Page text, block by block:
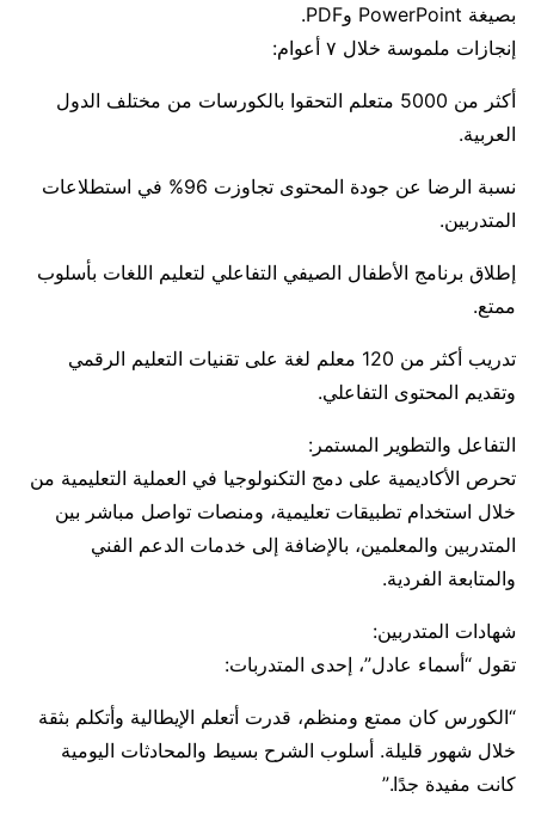
بصيغة PowerPoint وPDF.
إنجازات ملموسة خلال ٧ أعوام:
أكثر من 5000 متعلم التحقوا بالكورسات من مختلف الدول
العربية.
نسبة الرضا عن جودة المحتوى تجاوزت 96% في استطلاعات
المتدربين.
إطلاق برنامج الأطفال الصيفي التفاعلي لتعليم اللغات بأسلوب
ممتع.
تدريب أكثر من 120 معلم لغة على تقنيات التعليم الرقمي
وتقديم المحتوى التفاعلي.
التفاعل والتطوير المستمر:
تحرص الأكاديمية على دمج التكنولوجيا في العملية التعليمية من
خلال استخدام تطبيقات تعليمية، ومنصات تواصل مباشر بين
المتدربين والمعلمين، بالإضافة إلى خدمات الدعم الفني
والمتابعة الفردية.
شهادات المتدربين:
تقول “أسماء عادل”، إحدى المتدربات:
“الكورس كان ممتع ومنظم، قدرت أتعلم الإيطالية وأتكلم بثقة
خلال شهور قليلة. أسلوب الشرح بسيط والمحادثات اليومية
كانت مفيدة جدًا.”